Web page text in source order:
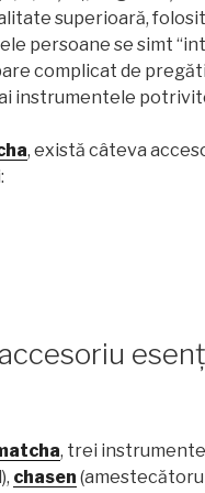
superioară,
persoane se simt
complicat de
ai instrumentele
, există câteva
, trei
chasen